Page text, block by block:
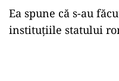
Ea spune că s-au
instituțiile statului